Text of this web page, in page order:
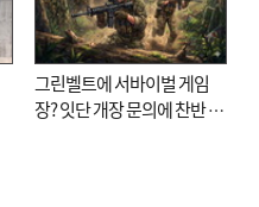
그린벨트에 서바이벌 게임
장? 잇단 개장 문의에 찬반 논